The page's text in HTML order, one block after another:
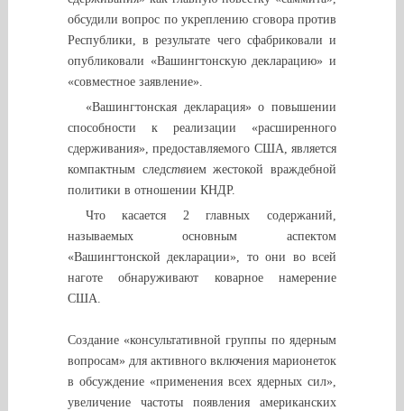
обсудили вопрос по укреплению сговора против
Республики, в результате чего сфабриковали и
опубликовали «Вашингтонскую декларацию» и
«совместное заявление».
«Вашингтонская декларация» о повышении
способности к реализации «расширенного
сдерживания», предоставляемого США, является
компактным следствием жестокой враждебной
политики в отношении КНДР.
Что касается 2 главных содержаний,
называемых основным аспектом
«Вашингтонской декларации», то они во всей
наготе обнаруживают коварное намерение
США.
Создание «консультативной группы по ядерным
вопросам» для активного включения марионеток
в обсуждение «применения всех ядерных сил»,
увеличение частоты появления американских